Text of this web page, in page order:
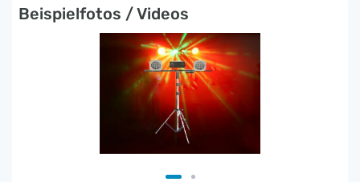
Beispielfotos / Videos